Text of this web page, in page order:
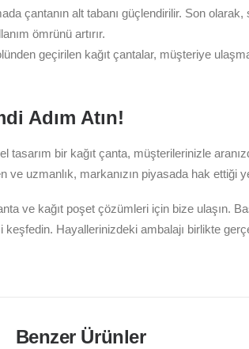
çantanın alt tabanı güçlendirilir. Son
ömrünü artırır.
geçirilen kağıt çantalar, müşteriye
Adım Atın!
tasarım bir kağıt çanta, müşterilerinizle
uzmanlık, markanızın piyasada hak ettiği
ve kağıt poşet çözümleri için bize ulaşın.
Hayallerinizdeki ambalajı birlikte
Benzer Ürünler